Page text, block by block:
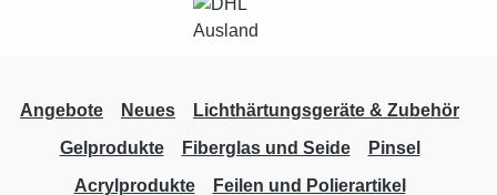
Angebote Neues
Lichthärtungsgeräte & Zubehör
Gelprodukte
Fiberglas und Seide
Pinsel
Acrylprodukte
Feilen und Polierartikel